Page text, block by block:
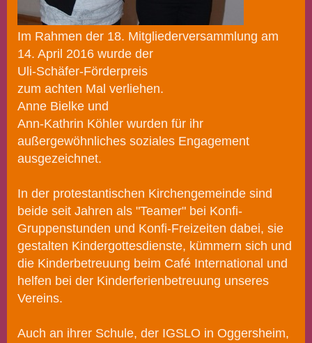
Im Rahmen der 18. Mitgliederversammlung am
14. April 2016 wurde der
Uli-Schäfer-Förderpreis
zum achten Mal verliehen.
Anne Bielke und
Ann-Kathrin Köhler wurden für ihr
außergewöhnliches soziales Engagement
ausgezeichnet.
In der protestantischen Kirchengemeinde sind
beide seit Jahren als "Teamer" bei Konfi-
Gruppenstunden und Konfi-Freizeiten dabei, sie
gestalten Kindergottesdienste, kümmern sich und
die Kinderbetreuung beim Café International und
helfen bei der Kinderferienbetreuung unseres
Vereins.
Auch an ihrer Schule, der IGSLO in Oggersheim,